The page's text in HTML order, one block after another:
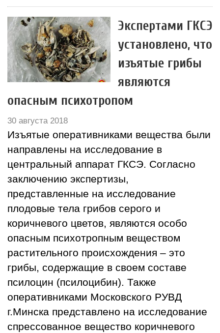
Экспертами ГКСЭ
установлено, что
изъятые грибы
являются
опасным психотропом
30 августа 2018
Изъятые оперативниками вещества были
направлены на исследование в
центральный аппарат ГКСЭ. Согласно
заключению экспертизы,
представленные на исследование
плодовые тела грибов серого и
коричневого цветов, являются особо
опасным психотропным веществом
растительного происхождения – это
грибы, содержащие в своем составе
псилоцин (псилоцибин). Также
оперативниками Московского РУВД
г.Минска представлено на исследование
спрессованное вещество коричневого